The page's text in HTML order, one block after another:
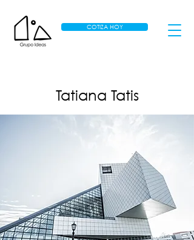
COTIZA HOY
Tatiana Tatis